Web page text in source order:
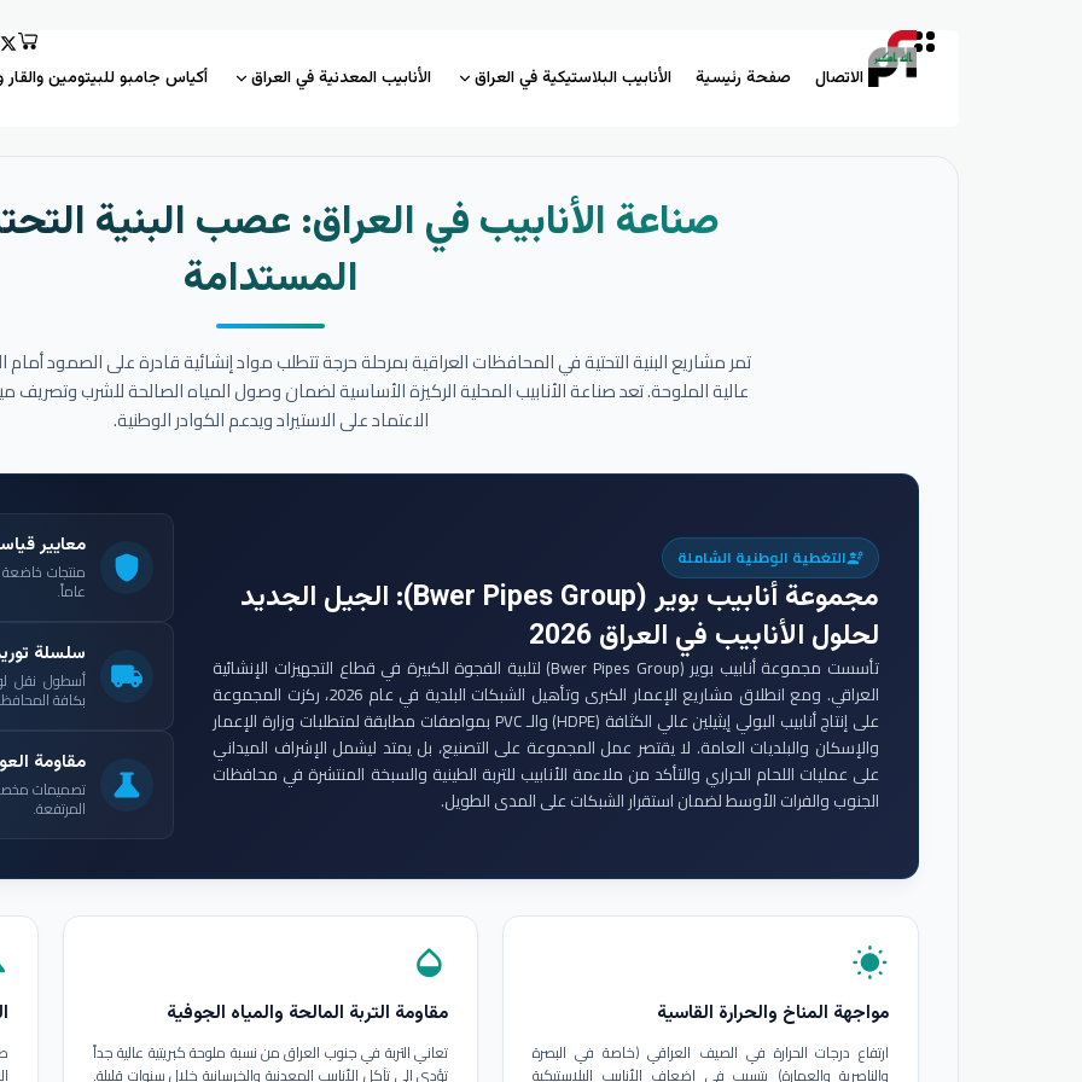
الاتصال صفحة رئيسية الأنابيب البلاستيكية في العراق الأنابيب المعدنية في العراق أكياس جامبو للبيتومين والقار
صناعة الأنابيب في العراق: عصب البنية
المستدامة
تمر مشاريع البنية التحتية في المحافظات العراقية بمرحلة حرجة تتطلب مواد إنشائية قادرة على الصمود أمام
عالية الملوحة. تعد صناعة الأنابيب المحلية الركيزة الأساسية لضمان وصول المياه الصالحة للشرب وتصريف
الاعتماد على الاستيراد ويدعم الكوادر الوطنية.
engineeringالتغطية الوطنية الشاملة
مجموعة أنابيب بوير (Bwer Pipes Group)
: الجيل الجديد
لحلول الأنابيب في العراق 2026
تأسست مجموعة أنابيب بوير (Bwer Pipes Group) لتلبية الفجوة الكبيرة في قطاع التجهيزات الإنشائية
العراقي. ومع انطلاق مشاريع الإعمار الكبرى وتأهيل الشبكات البلدية في عام 2026، ركزت المجموعة
على إنتاج أنابيب البولي إيثيلين عالي الكثافة (HDPE) والـ PVC بمواصفات مطابقة لمتطلبات وزارة الإعمار
والإسكان والبلديات العامة. لا يقتصر عمل المجموعة على التصنيع، بل يمتد ليشمل الإشراف الميداني
على عمليات اللحام الحراري والتأكد من ملاءمة الأنابيب للتربة الطينية والسبخة المنتشرة في محافظات
الجنوب والفرات الأوسط لضمان استقرار الشبكات على المدى الطويل.
shield
معايير
عاماً.
local_shipping
سلسلة
أسطول نقل
بكافة
science
مقاومة
تصميمات
المرتفعة.
wb_sunny
مواجهة المناخ والحرارة القاسية
ارتفاع درجات الحرارة في الصيف العراقي (خاصة في البصرة
والناصرية والعمارة) يتسبب في إضعاف الأنابيب البلاستيكية
opacity
مقاومة التربة المالحة والمياه الجوفية
تعاني التربة في جنوب العراق من نسبة ملوحة كبريتية عالية جداً
تؤدي إلى تآكل الأنابيب المعدنية والخرسانية خلال سنوات قليلة.